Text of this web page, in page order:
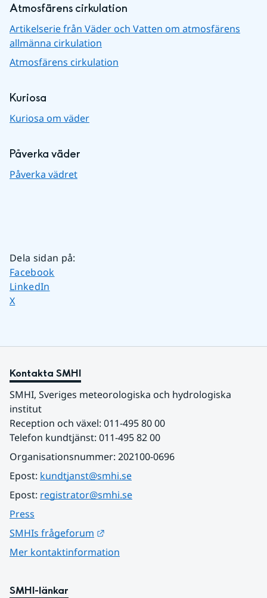
Atmosfärens cirkulation
Artikelserie från Väder och Vatten om atmosfärens
allmänna cirkulation
Atmosfärens cirkulation
Kuriosa
Kuriosa om väder
Påverka väder
Påverka vädret
Dela sidan på:
Dela sidan på
Facebook
Dela sidan på
LinkedIn
Dela sidan på
X
Kontakta SMHI
SMHI, Sveriges meteorologiska och hydrologiska
institut
Reception och växel: 011-495 80 00
Telefon kundtjänst: 011-495 82 00
Organisationsnummer: 202100-0696
Epost: kundtjanst@smhi.se
Epost: registrator@smhi.se
Press
SMHIs frågeforum
Mer kontaktinformation
SMHI-länkar